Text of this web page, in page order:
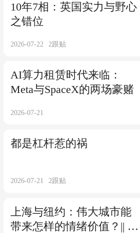
10年7相：英国实力与野心
之错位
2026-07-22 2跟贴
AI算力租赁时代来临：
Meta与SpaceX的两场豪赌
2026-07-21
都是杠杆惹的祸
2026-07-21 2跟贴
上海与纽约：伟大城市能
带来怎样的情绪价值？|| 大